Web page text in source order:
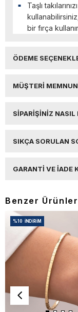
Taşlı
bir fırça
ÖDEME
MÜŞTERI
SIPARIŞINIZ NASIL
SIKÇA SORULAN
GARANTI VE İADE
Benzer Ürünler
%10 İNDIRIM